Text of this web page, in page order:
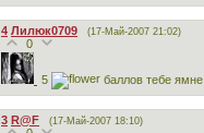
4 Лилюк0709 (17-Май-2007 21:02)
0
5 баллов тебе ямне
3 R@F (17-Май-2007 18:10)